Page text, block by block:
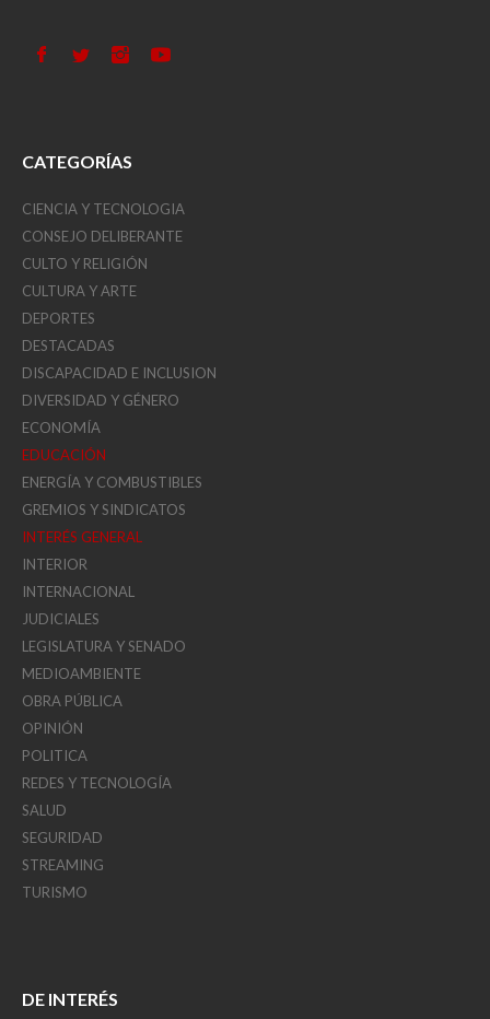
CATEGORÍAS
CIENCIA Y TECNOLOGIA
CONSEJO DELIBERANTE
CULTO Y RELIGIÓN
CULTURA Y ARTE
DEPORTES
DESTACADAS
DISCAPACIDAD E INCLUSION
DIVERSIDAD Y GÉNERO
ECONOMÍA
EDUCACIÓN
ENERGÍA Y COMBUSTIBLES
GREMIOS Y SINDICATOS
INTERÉS GENERAL
INTERIOR
INTERNACIONAL
JUDICIALES
LEGISLATURA Y SENADO
MEDIOAMBIENTE
OBRA PÚBLICA
OPINIÓN
POLITICA
REDES Y TECNOLOGÍA
SALUD
SEGURIDAD
STREAMING
TURISMO
DE INTERÉS